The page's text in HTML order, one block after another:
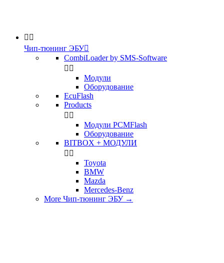
 
Чип-тюнинг ЭБУ
CombiLoader by SMS-Software
 
Модули
Оборудование
EcuFlash
Products
 
Модули PCMFlash
Оборудование
BITBOX + МОДУЛИ
 
Toyota
BMW
Mazda
Mercedes-Benz
More Чип-тюнинг ЭБУ →